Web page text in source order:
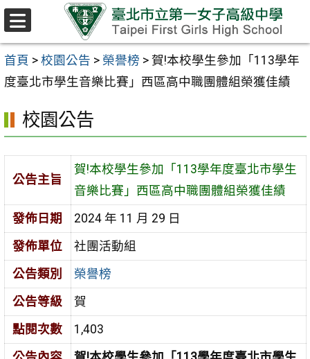
跳至主要內容區
首頁 > 校園公告 > 榮譽榜 > 賀!本校學生參加「113學年
度臺北市學生音樂比賽」西區高中職團體組榮獲佳績
校園公告
公告主旨
賀!本校學生參加「113學年度臺北市學生
音樂比賽」西區高中職團體組榮獲佳績
發佈日期
2024 年 11 月 29 日
發佈單位
社團活動組
公告類別
榮譽榜
公告等級
賀
點閱次數
1,403
選
單